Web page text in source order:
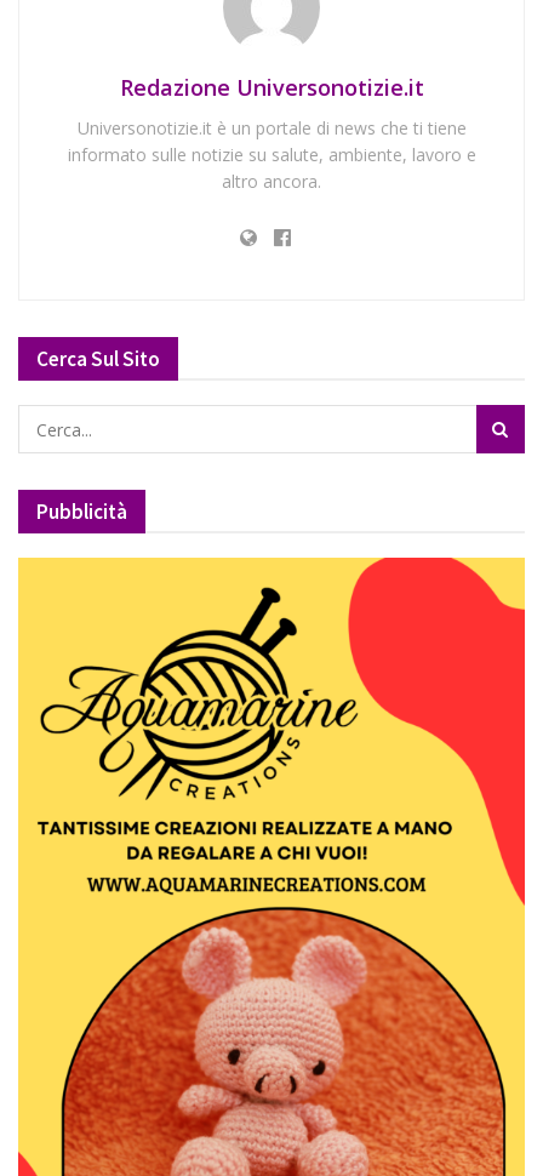
Redazione Universonotizie.it
Universonotizie.it è un portale di news che ti tiene
informato sulle notizie su salute, ambiente, lavoro e
altro ancora.
Cerca Sul Sito
Pubblicità